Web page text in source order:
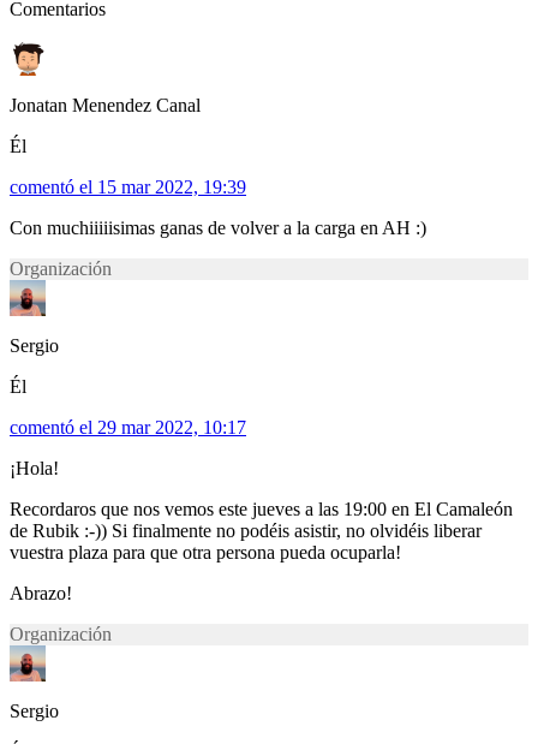
Comentarios
Jonatan Menendez Canal
Él
comentó el 15 mar 2022, 19:39
Con muchiiiiisimas ganas de volver a la carga en AH :)
Organización
Sergio
Él
comentó el 29 mar 2022, 10:17
¡Hola!
Recordaros que nos vemos este jueves a las 19:00 en El Camaleón
de Rubik :-)) Si finalmente no podéis asistir, no olvidéis liberar
vuestra plaza para que otra persona pueda ocuparla!
Abrazo!
Organización
Sergio